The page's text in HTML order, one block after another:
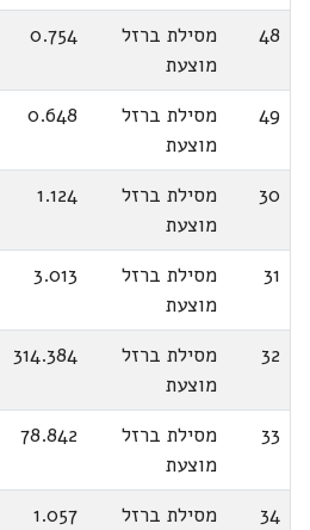
48
מסילת ברזל
מוצעת
0.754
49
מסילת ברזל
מוצעת
0.648
30
מסילת ברזל
מוצעת
1.124
31
מסילת ברזל
מוצעת
3.013
32
מסילת ברזל
מוצעת
314.384
33
מסילת ברזל
מוצעת
78.842
34 מסילת ברזל 1.057